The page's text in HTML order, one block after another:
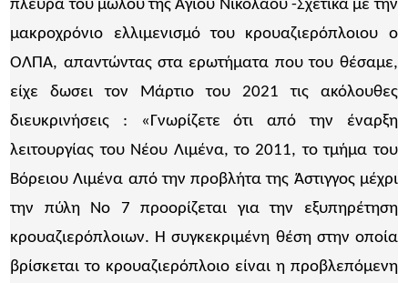
πλευρά του μώλου της Αγίου Νικολάου -Σχετικά με την
μακροχρόνιο ελλιμενισμό του κρουαζιερόπλοιου ο
ΟΛΠΑ, απαντώντας στα ερωτήματα που του θέσαμε,
είχε δωσει τον Μάρτιο του 2021 τις ακόλουθες
διευκρινήσεις : «Γνωρίζετε ότι από την έναρξη
λειτουργίας του Νέου Λιμένα, το 2011, το τμήμα του
Βόρειου Λιμένα από την προβλήτα της Άστιγγος μέχρι
την πύλη Νο 7 προορίζεται για την εξυπηρέτηση
κρουαζιερόπλοιων. Η συγκεκριμένη θέση στην οποία
βρίσκεται το κρουαζιερόπλοιο είναι η προβλεπόμενη